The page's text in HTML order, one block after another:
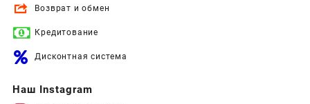
Возврат и обмен
Кредитование
Дисконтная система
Наш Instagram